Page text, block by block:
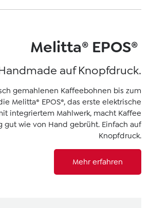
Melitta® EPOS®
auf Knopfdruck.
gemahlenen Kaffeebohnen bis zum
Melitta® EPOS®, das erste elektrische
integriertem Mahlwerk, macht Kaffee
gut wie von Hand gebrüht. Einfach auf
Knopfdruck.
Mehr erfahren